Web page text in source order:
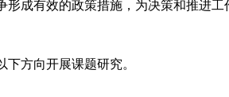
成有效的政策措施，为决策和推进工
方向开展课题研究。